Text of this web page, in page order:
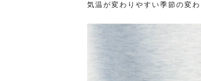
気温が変わりやすい季節の変